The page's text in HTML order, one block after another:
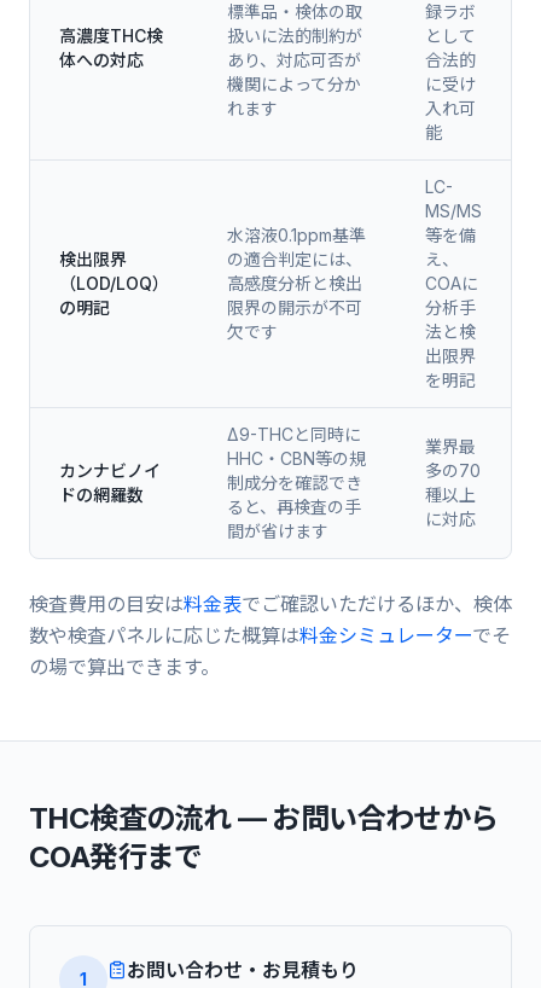
高濃度THC検
体への対応
標準品・検体の取
扱いに法的制約が
あり、対応可否が
機関によって分か
れます
録ラボ
として
合法的
に受け
入れ可
能
検出限界
（LOD/LOQ）
の明記
水溶液0.1ppm基準
の適合判定には、
高感度分析と検出
限界の開示が不可
欠です
LC-
MS/MS
等を備
え、
COAに
分析手
法と検
出限界
を明記
カンナビノイ
ドの網羅数
Δ9-THCと同時に
HHC・CBN等の規
制成分を確認でき
ると、再検査の手
間が省けます
業界最
多の70
種以上
に対応
検査費用の目安は料金表でご確認いただけるほか、検体
数や検査パネルに応じた概算は料金シミュレーターでそ
の場で算出できます。
THC検査の流れ — お問い合わせから
COA発行まで
1 お問い合わせ・お見積もり